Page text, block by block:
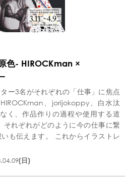
色- HIROCKman ×
ー3名がそれぞれの「仕事」に焦点
、jorijokoppy、白水汰
く、作品作りの過程や使用する道
れぞれがどのように今の仕事に繋
も伝えます。 これからイラストレ
(日)